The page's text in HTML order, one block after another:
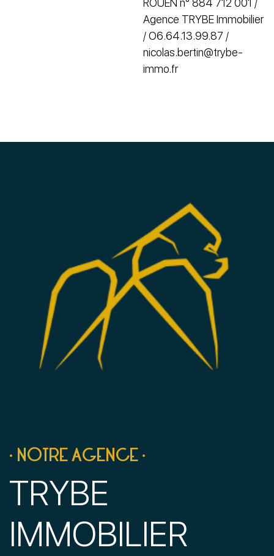
ROUEN n° 884 712 001 /
Agence TRYBE Immobilier
/ O6.64.13.99.87 /
nicolas.bertin@trybe-
immo.fr
• NOTRE AGENCE •
TRYBE
IMMOBILIER